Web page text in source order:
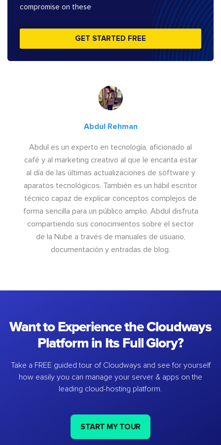
compromise on these
GET STARTED FREE
Abdul Rehman
Abdul es un experto en tecnología, aficionado al
café y al marketing creativo al que le encanta estar
al día de las últimas actualizaciones de software y
aparatos tecnológicos. También es un hábil escritor
técnico capaz de explicar conceptos complejos de
forma sencilla para un público amplio. Abdul disfruta
compartiendo sus conocimientos sobre el sector
de la Nube a través de manuales de usuario,
documentación y entradas de blog.
Want to Experience the Cloudways
Platform in Its Full Glory?
Take a FREE guided tour of Cloudways and see for yourself
how easily you can manage your server & apps on the
leading cloud-hosting platform.
START MY TOUR